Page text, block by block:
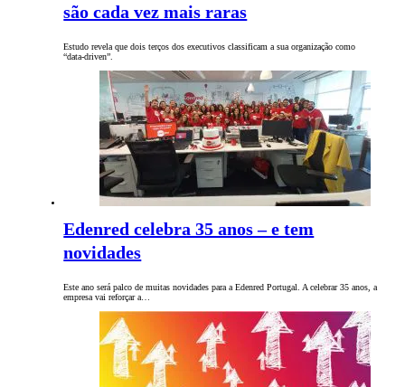
são cada vez mais raras
Estudo revela que dois terços dos executivos classificam a sua organização como
“data-driven”.
Edenred celebra 35 anos – e tem
novidades
Este ano será palco de muitas novidades para a Edenred Portugal. A celebrar 35 anos, a
empresa vai reforçar a…